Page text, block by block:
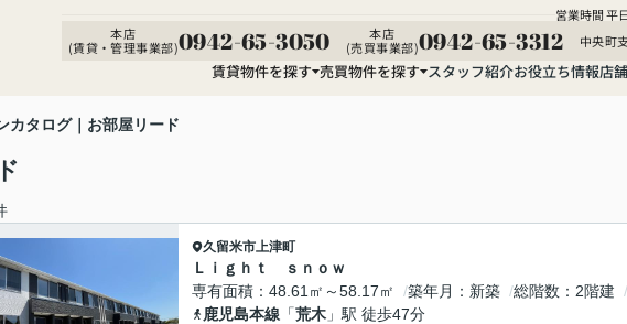
営業時間 平
本店
(賃貸・管理事業部)0942-65-3050
本店
(売買事業部)0942-65-3312 中央町
賃貸物件を探す 売買物件を探す スタッフ紹介お役立ち情報店
カタログ｜お部屋リード
久留米市上津町
Ｌｉｇｈｔ ｓｎｏｗ
専有面積
48.61㎡～58.17㎡ 築年月 新築 総階数 2階建
鹿児島本線 「荒木 」駅 徒歩47分